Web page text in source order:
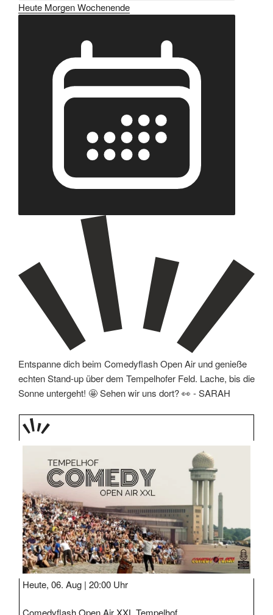
Heute MorgenWochenende
Entspanne dich beim Comedyflash Open Air und genieße
echten Stand-up über dem Tempelhofer Feld. Lache, bis die
Sonne untergeht! 🤩 Sehen wir uns dort? 👀 -SARAH
TAGE
STIPP
Heute, 06. Aug | 20:00 Uhr